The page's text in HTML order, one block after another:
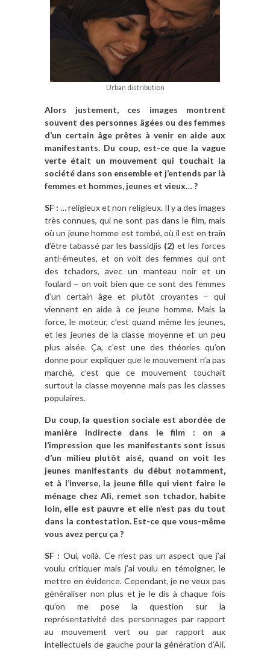
Urban distribution
Alors justement, ces images montrent
souvent des personnes âgées ou des femmes
d’un certain âge prêtes à venir en aide aux
manifestants. Du coup, est-ce que la vague
verte était un mouvement qui touchait la
société dans son ensemble et j’entends par là
femmes et hommes, jeunes et vieux… ?
SF : … religieux et non religieux. Il y a des images
très connues, qui ne sont pas dans le film, mais
où un jeune homme est tombé, où il est en train
d’être tabassé par les bassidjis (2) et les forces
anti-émeutes, et on voit des femmes qui ont
des tchadors, avec un manteau noir et un
foulard – on voit bien que ce sont des femmes
d’un certain âge et plutôt croyantes – qui
viennent en aide à ce jeune homme. Mais la
force, le moteur, c’est quand même les jeunes,
et les jeunes de la classe moyenne et un peu
plus aisée. Ça, c’est une des théories qu’on
donne pour expliquer que le mouvement n’a pas
marché, c’est que ce mouvement touchait
surtout la classe moyenne mais pas les classes
populaires.
Du coup, la question sociale est abordée de
manière indirecte dans le film : on a
l’impression que les manifestants sont issus
d’un milieu plutôt aisé, quand on voit les
jeunes manifestants du début notamment,
et à l’inverse, la jeune fille qui vient faire le
ménage chez Ali, remet son tchador, habite
loin, elle est pauvre et elle n’est pas du tout
dans la contestation. Est-ce que vous-même
vous avez perçu ça ?
SF : Oui, voilà. Ce n’est pas un aspect que j’ai
voulu critiquer mais j’ai voulu en témoigner, le
mettre en évidence. Cependant, je ne veux pas
généraliser non plus et je le dis à chaque fois
qu’on me pose la question sur la
représentativité des personnages par rapport
au mouvement vert ou par rapport aux
intellectuels de gauche pour la génération d’Ali.